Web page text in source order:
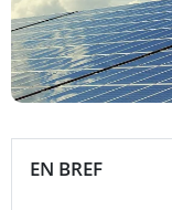
EN BREF